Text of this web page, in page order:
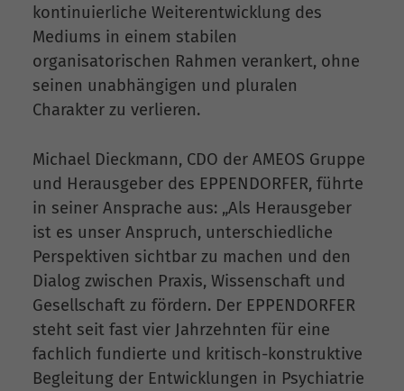
kontinuierliche Weiterentwicklung des
Mediums in einem stabilen
organisatorischen Rahmen verankert, ohne
seinen unabhängigen und pluralen
Charakter zu verlieren.
Michael Dieckmann, CDO der AMEOS Gruppe
und Herausgeber des EPPENDORFER, führte
in seiner Ansprache aus: „Als Herausgeber
ist es unser Anspruch, unterschiedliche
Perspektiven sichtbar zu machen und den
Dialog zwischen Praxis, Wissenschaft und
Gesellschaft zu fördern. Der EPPENDORFER
steht seit fast vier Jahrzehnten für eine
fachlich fundierte und kritisch-konstruktive
Begleitung der Entwicklungen in Psychiatrie